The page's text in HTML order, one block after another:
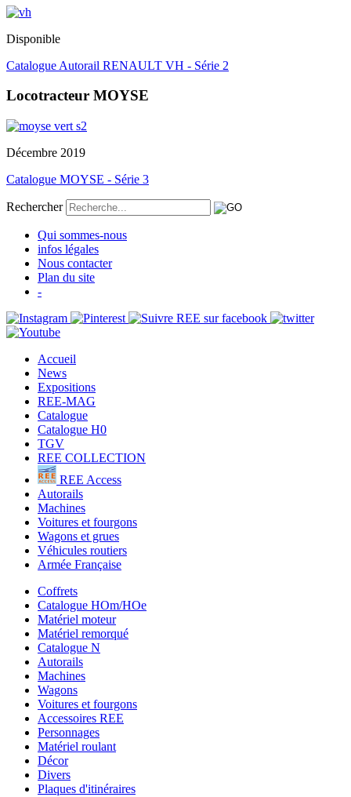
Disponible
Catalogue Autorail RENAULT VH - Série 2
Locotracteur MOYSE
Décembre 2019
Catalogue MOYSE - Série 3
Rechercher
Qui sommes-nous
infos légales
Nous contacter
Plan du site
-
Accueil
News
Expositions
REE-MAG
Catalogue
Catalogue H0
TGV
REE COLLECTION
REE Access
Autorails
Machines
Voitures et fourgons
Wagons et grues
Véhicules routiers
Armée Française
Coffrets
Catalogue HOm/HOe
Matériel moteur
Matériel remorqué
Catalogue N
Autorails
Machines
Wagons
Voitures et fourgons
Accessoires REE
Personnages
Matériel roulant
Décor
Divers
Plaques d'itinéraires